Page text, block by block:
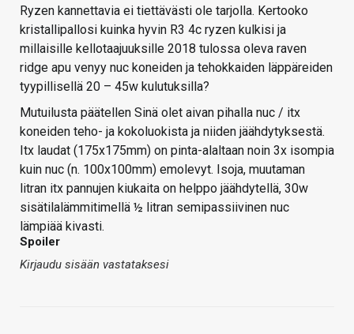
Ryzen kannettavia ei tiettävästi ole tarjolla. Kertooko
kristallipallosi kuinka hyvin R3 4c ryzen kulkisi ja
millaisille kellotaajuuksille 2018 tulossa oleva raven
ridge apu venyy nuc koneiden ja tehokkaiden läppäreiden
tyypillisellä 20 – 45w kulutuksilla?
Mutuilusta päätellen Sinä olet aivan pihalla nuc / itx
koneiden teho- ja kokoluokista ja niiden jäähdytyksestä.
Itx laudat (175x175mm) on pinta-alaltaan noin 3x isompia
kuin nuc (n. 100x100mm) emolevyt. Isoja, muutaman
litran itx pannujen kiukaita on helppo jäähdytellä, 30w
sisätilalämmitimellä ½ litran semipassiivinen nuc
lämpiää kivasti.
Spoiler
Kirjaudu sisään vastataksesi